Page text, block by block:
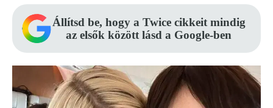
Állítsd be, hogy a Twice cikkeit mindig
az elsők között lásd a Google-ben